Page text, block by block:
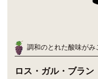
調和のとれた酸味が
ロス・ガル・ブラン